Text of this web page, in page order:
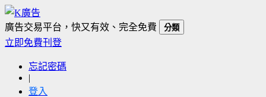
廣告交易平台，快又有效、完全免費 分類
立即免費刊登
忘記密碼
|
登入